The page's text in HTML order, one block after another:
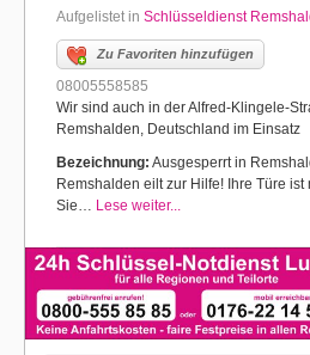
Aufgelistet in Schlüsseldienst
Zu Favoriten hinzufügen
08005558585
Wir sind auch in der Alfred-Klingele-
Remshalden, Deutschland im Einsatz
Bezeichnung: Ausgesperrt in
Remshalden eilt zur Hilfe! Ihre Türe
Sie… Lese weiter...